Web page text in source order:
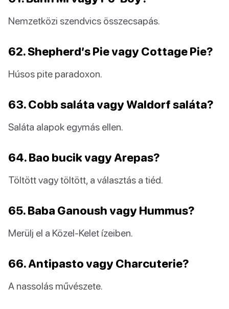
Nemzetközi szendvics összecsapás.
62. Shepherd’s Pie vagy Cottage Pie?
Húsos pite paradoxon.
63. Cobb saláta vagy Waldorf saláta?
Saláta alapok egymás ellen.
64. Bao bucik vagy Arepas?
Töltött vagy töltött, a választás a tiéd.
65. Baba Ganoush vagy Hummus?
Merülj el a Közel-Kelet ízeiben.
66. Antipasto vagy Charcuterie?
A nassolás művészete.